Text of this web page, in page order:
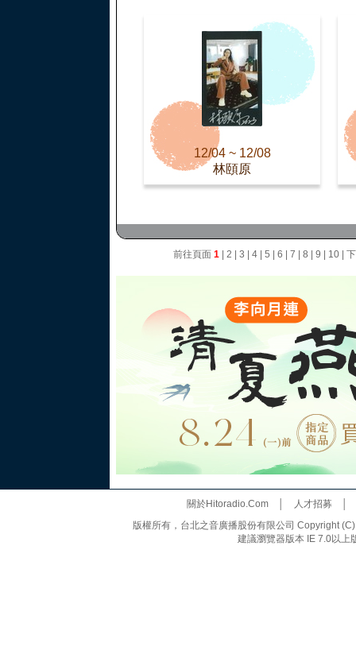
12/04 ~ 12/08
林頤原
前往頁面 1| 2 3 4| 5 6 7 8 9 10|
關於Hitoradio.Com│ 人才招募
版權所有，台北之音廣播股份有限公司 Copyright
建議瀏覽器版本 IE 7.0以上